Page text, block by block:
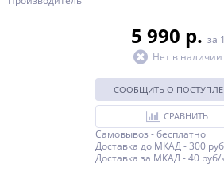
5 990 p. за 1
Нет в наличии
СООБЩИТЬ О
СРАВНИТЬ
Самовывоз - бесплатно
Доставка до МКАД - 300 руб
Доставка за МКАД - 40 руб/